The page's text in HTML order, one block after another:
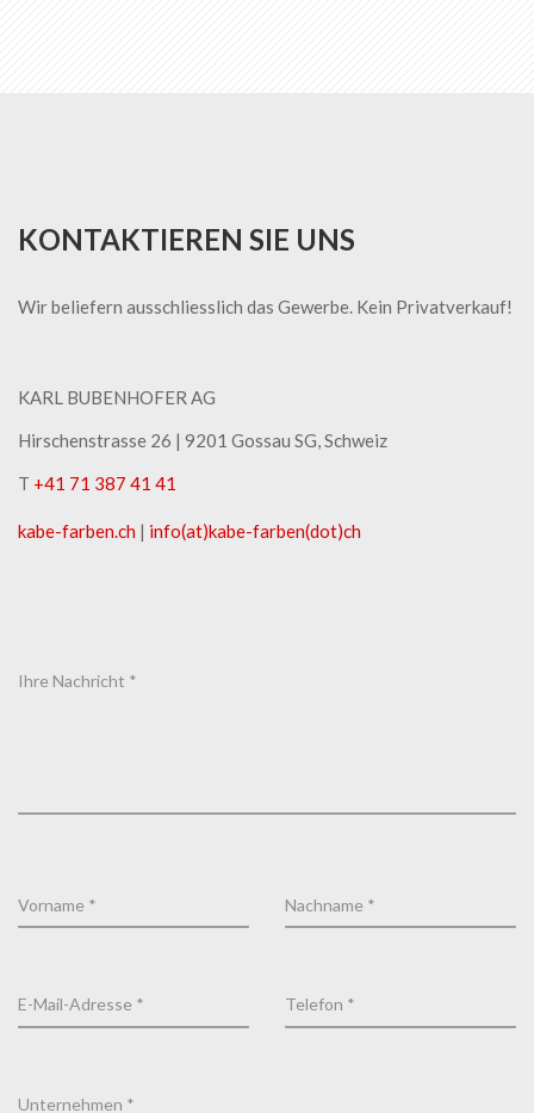
KONTAKTIEREN SIE UNS
Wir beliefern ausschliesslich das Gewerbe. Kein Privatverkauf!
KARL BUBENHOFER AG
Hirschenstrasse 26 | ​9201 Gossau SG, Schweiz
T +41 71 387 41 41
kabe-​farben.ch | info(at)kabe-​farben(dot)ch